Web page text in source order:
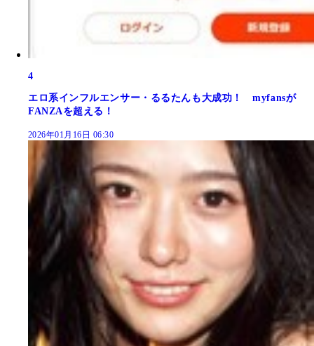
4
エロ系インフルエンサー・るるたんも大成功！ myfansが
FANZAを超える！
2026年01月16日 06:30